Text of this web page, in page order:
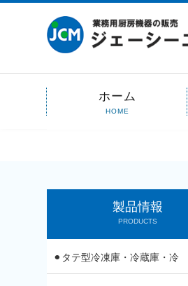
ホーム
HOME
製品情報
PRODUCTS
⚫︎タテ型冷凍庫・冷蔵庫・冷